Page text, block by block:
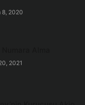
8, 2020
2021